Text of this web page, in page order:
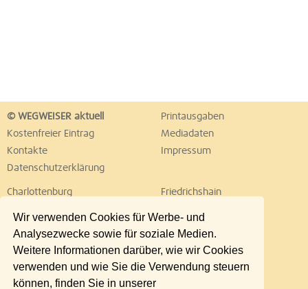
Wir verwenden Cookies für Werbe- und
Analysezwecke sowie für soziale Medien.
Weitere Informationen darüber, wie wir Cookies
verwenden und wie Sie die Verwendung steuern
können, finden Sie in unserer
© WEGWEISER aktuell
Printausgaben
Kostenfreier Eintrag
Mediadaten
Kontakte
Impressum
Datenschutzerklärung
Charlottenburg
Friedrichshain
Lichtenberg
Marzahn
Neukölln
Pankow